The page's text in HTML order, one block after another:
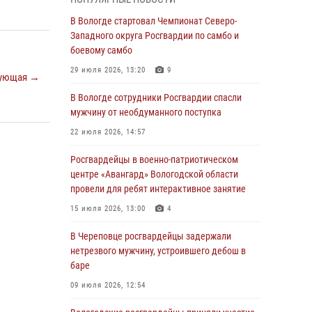
→
округа Росгвардии по спортивному и боевому
самбо
03 августа 2026, 08:54 8 1
ЗА МИНУВШУЮ НЕДЕЛЮ СОТРУДНИКАМИ
В ВОЛОГОДСКОЙ ОБЛАСТИ ЗАДЕРЖАНО 23
ПРАВОНАРУШИТЕЛЯ
02 августа 2026, 10:37
Росгвардейцы в г. Соколе задержали
несовершеннолетнего нарушителя
на питбайке
31 июля 2026, 06:43
В Вологде стартовал Чемпионат Северо-
Западного округа Росгвардии по самбо и
боевому самбо
29 июля 2026, 13:20
В Вологде стартовал Чемпионат Северо-
Западного округа Росгвардии по самбо и
боевому самбо
29 июля 2026, 13:20 9
В Вологде сотрудники Росгвардии спасли
мужчину от необдуманного поступка
22 июля 2026, 14:57
Росгвардейцы в военно-патриотическом
центре «Авангард» Вологодской области
провели для ребят интерактивное занятие
15 июля 2026, 13:00 4
В Череповце росгвардейцы задержали
нетрезвого мужчину, устроившего дебош в
баре
09 июля 2026, 12:54